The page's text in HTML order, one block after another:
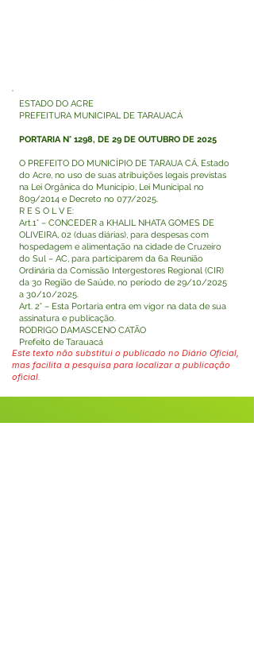
ESTADO DO ACRE
PREFEITURA MUNICIPAL DE TARAUACÁ
PORTARIA N° 1298, DE 29 DE OUTUBRO DE 2025
O PREFEITO DO MUNICÍPIO DE TARAUA CÁ, Estado
do Acre, no uso de suas atribuições legais previstas
na Lei Orgânica do Município, Lei Municipal no
809/2014 e Decreto no 077/2025.
R E S O L V E:
Art.1° – CONCEDER a KHALIL NHATA GOMES DE
OLIVEIRA, 02 (duas diárias), para despesas com
hospedagem e alimentação na cidade de Cruzeiro
do Sul – AC, para participarem da 6a Reunião
Ordinária da Comissão Intergestores Regional (CIR)
da 3o Região de Saúde, no período de 29/10/2025
a 30/10/2025.
Art. 2° – Esta Portaria entra em vigor na data de sua
assinatura e publicação.
RODRIGO DAMASCENO CATÃO
Prefeito de Tarauacá
Este texto não substitui o publicado no Diário Oficial,
mas facilita a pesquisa para localizar a publicação
oficial.